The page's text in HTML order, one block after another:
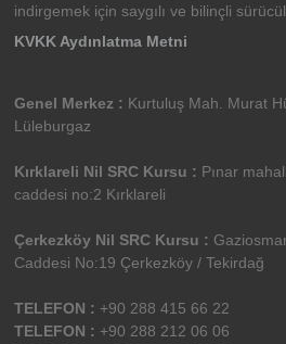
indirgemek için saygılı ve bilinçli
KVKK Aydınlatma Metni
Genel Merkez : Kurtuluş Mah. Murat
Lüleburgaz
Kırklareli Nil SRC Kursu : Pınar
caddesi no:2 Kırklareli
Çerkezköy Nil SRC Kursu :
Caddesi No:19 Çerkezköy / Tekirdağ
TELEFON : +90 288 415 66 22
TELEFON : +90 288 212 06 06